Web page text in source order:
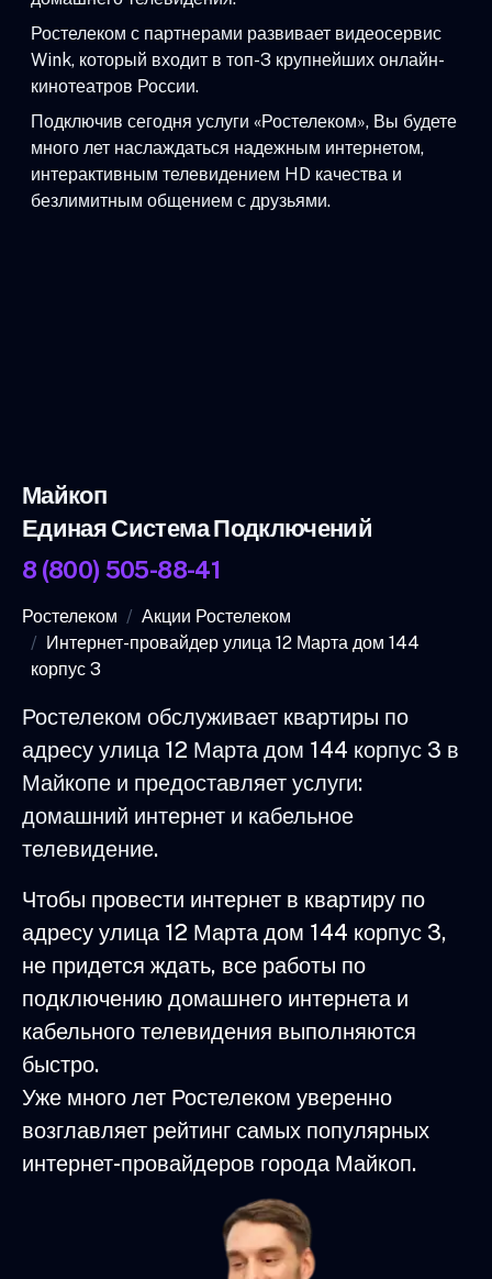
Ростелеком с партнерами развивает видеосервис
Wink, который входит в топ-3 крупнейших онлайн-
кинотеатров России.
Подключив сегодня услуги «Ростелеком», Вы будете
много лет наслаждаться надежным интернетом,
интерактивным телевидением HD качества и
безлимитным общением с друзьями.
Майкоп
Единая Система Подключений
8 (800) 505-88-41
Ростелеком
Акции Ростелеком
Интернет-провайдер улица 12 Марта дом 144
корпус 3
Ростелеком обслуживает квартиры по
адресу улица 12 Марта дом 144 корпус 3 в
Майкопе и предоставляет услуги:
домашний интернет и кабельное
телевидение.
Чтобы провести интернет в квартиру по
адресу улица 12 Марта дом 144 корпус 3,
не придется ждать, все работы по
подключению домашнего интернета и
кабельного телевидения выполняются
быстро.
Уже много лет Ростелеком уверенно
возглавляет рейтинг самых популярных
интернет-провайдеров города Майкоп.